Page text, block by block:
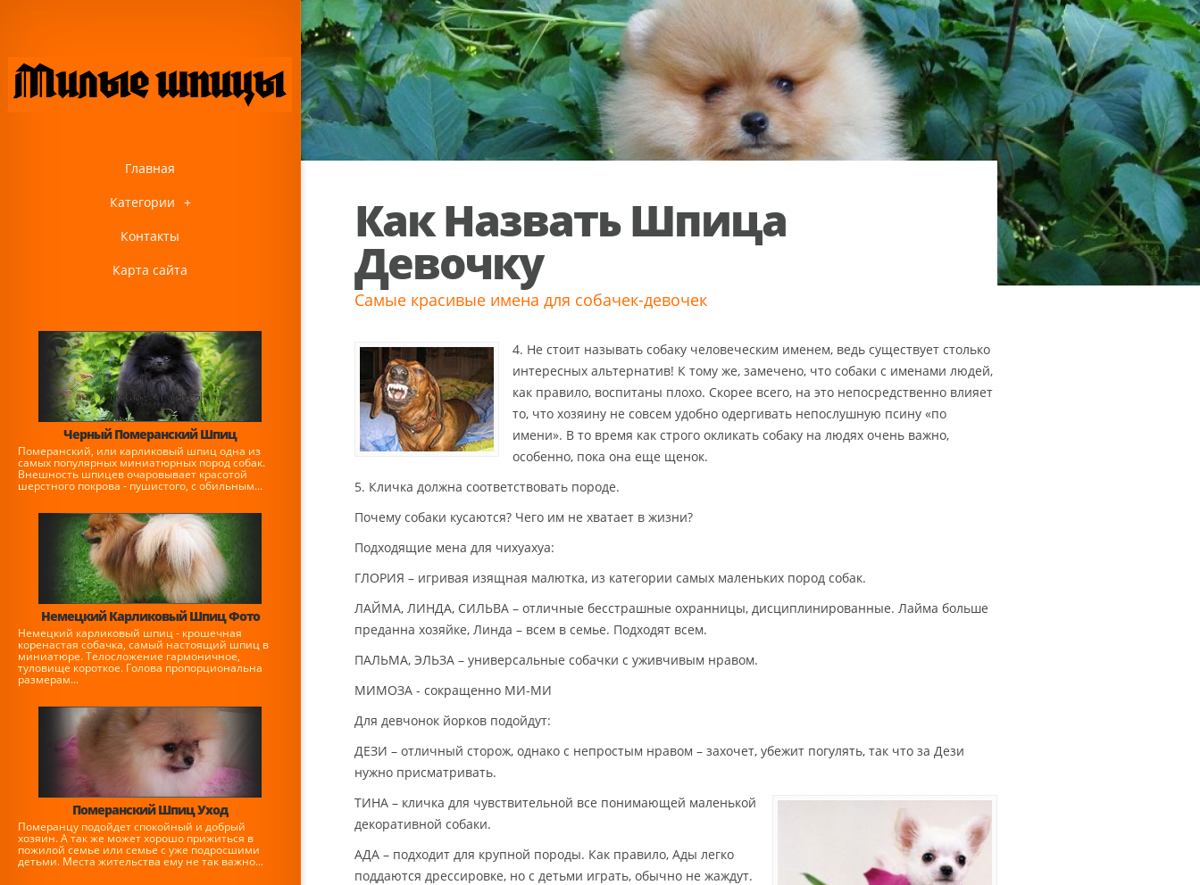
Главная
Категории +
Контакты
Карта сайта
Черный Померанский Шпиц
Померанский, или карликовый шпиц одна из
самых популярных миниатюрных пород собак.
Внешность шпицев очаровывает красотой
шерстного покрова - пушистого, с обильным...
Немецкий Карликовый Шпиц Фото
Немецкий карликовый шпиц - крошечная
коренастая собачка, самый настоящий шпиц в
миниатюре. Телосложение гармоничное,
туловище короткое. Голова пропорциональна
размерам...
Померанский Шпиц Уход
Померанцу подойдет спокойный и добрый
хозяин. А так же может хорошо прижиться в
пожилой семье или семье с уже подросшими
детьми. Места жительства ему не так важно...
Как Назвать Шпица
Девочку
Самые красивые имена для собачек-девочек
4. Не стоит называть собаку человеческим именем, ведь существует столько
интересных альтернатив! К тому же, замечено, что собаки с именами людей,
как правило, воспитаны плохо. Скорее всего, на это непосредственно влияет
то, что хозяину не совсем удобно одергивать непослушную псину «по
имени». В то время как строго окликать собаку на людях очень важно,
особенно, пока она еще щенок.
5. Кличка должна соответствовать породе.
Почему собаки кусаются? Чего им не хватает в жизни?
Подходящие мена для чихуахуа:
ГЛОРИЯ – игривая изящная малютка, из категории самых маленьких пород собак.
ЛАЙМА, ЛИНДА, СИЛЬВА – отличные бесстрашные охранницы, дисциплинированные. Лайма больше
преданна хозяйке, Линда – всем в семье. Подходят всем.
ПАЛЬМА, ЭЛЬЗА – универсальные собачки с уживчивым нравом.
МИМОЗА - сокращенно МИ-МИ
Для девчонок йорков подойдут:
ДЕЗИ – отличный сторож, однако с непростым нравом – захочет, убежит погулять, так что за Дези
нужно присматривать.
ТИНА – кличка для чувствительной все понимающей маленькой
декоративной собаки.
АДА – подходит для крупной породы. Как правило, Ады легко
поддаются дрессировке, но с детьми играть, обычно не жаждут.